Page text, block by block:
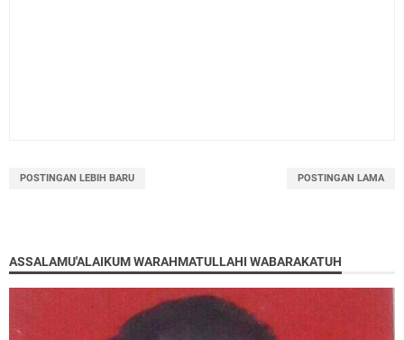
POSTINGAN LEBIH BARU POSTINGAN LAMA
ASSALAMU'ALAIKUM WARAHMATULLAHI WABARAKATUH